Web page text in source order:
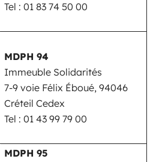
Tel : 01 83 74 50 00
MDPH 94
Immeuble Solidarités
7-9 voie Félix Éboué, 94046
Créteil Cedex
Tel : 01 43 99 79 00
MDPH 95